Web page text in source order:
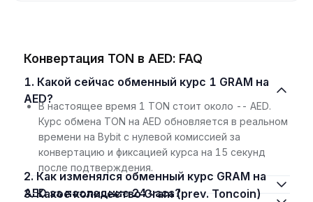
Конвертация TON в AED: FAQ
1. Какой сейчас обменный курс 1 GRAM на
AED?
В настоящее время 1 TON стоит около -- AED.
Курс обмена TON на AED обновляется в реальном
времени на Bybit с нулевой комиссией за
конвертацию и фиксацией курса на 15 секунд
после подтверждения.
2. Как изменялся обменный курс GRAM на
AED за последние 24 часа?
3. Какое количество Gram (prev. Toncoin)